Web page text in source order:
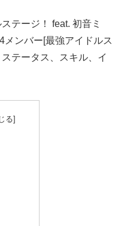
テージ！ feat. 初音ミ
ンバー[最強アイドルス
テータス、スキル、イ